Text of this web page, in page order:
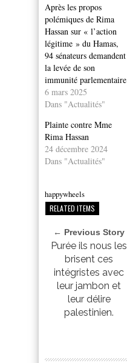
Après les propos
polémiques de Rima
Hassan sur « l’action
légitime » du Hamas,
94 sénateurs demandent
la levée de son
immunité parlementaire
6 mars 2025
Dans "Actualités"
Plainte contre Mme
Rima Hassan
24 décembre 2024
Dans "Actualités"
happywheels
RELATED ITEMS
← Previous Story
Purée ils nous les
brisent ces
intégristes avec
leur jambon et
leur délire
palestinien.